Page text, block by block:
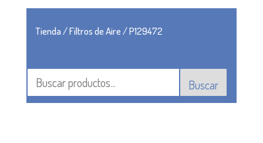
Tienda/Filtros de Aire/ P129472
Buscar